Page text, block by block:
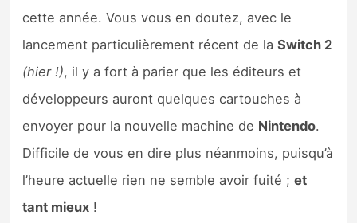
Guides
cette année. Vous vous en doutez, avec le
lancement particulièrement récent de laSwitch 2
(hier !), il y a fort à parier que les éditeurs et
développeurs auront quelques cartouches à
envoyer pour la nouvelle machine de Nintendo.
Difficile de vous en dire plus néanmoins, puisqu’à
l’heure actuelle rien ne semble avoir fuité ;et
tant mieux !